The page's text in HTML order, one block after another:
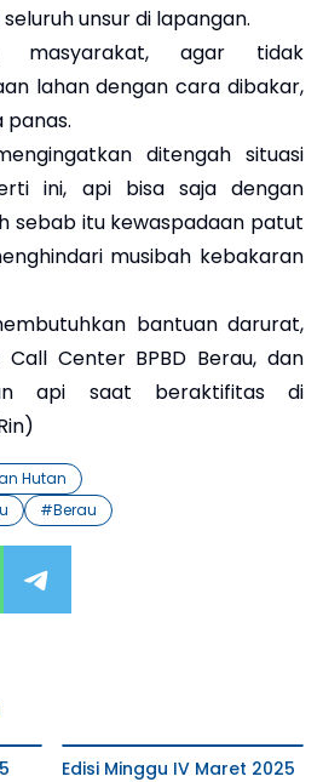
unsur di lapangan.
masyarakat, agar tidak
lahan dengan cara dibakar,
ditengah situasi
ini, api bisa saja dengan
sebab itu kewaspadaan patut
musibah kebakaran
bantuan darurat,
Center BPBD Berau, dan
api saat beraktifitas di
Hutan
#Berau
Edisi Minggu IV Maret 2025